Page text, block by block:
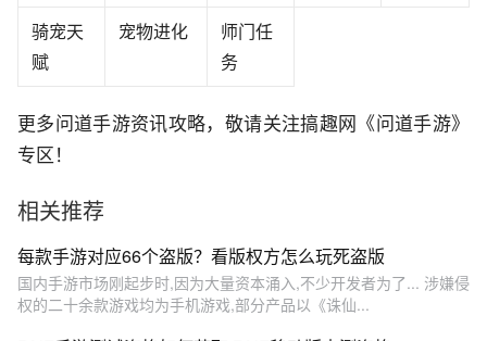
骑宠天
赋
宠物进化
师门任
务
更多问道手游资讯攻略，敬请关注搞趣网《问道手游》
专区！
相关推荐
每款手游对应66个盗版？看版权方怎么玩死盗版
国内手游市场刚起步时,因为大量资本涌入,不少开发者为了... 涉嫌侵
权的二十余款游戏均为手机游戏,部分产品以《诛仙...